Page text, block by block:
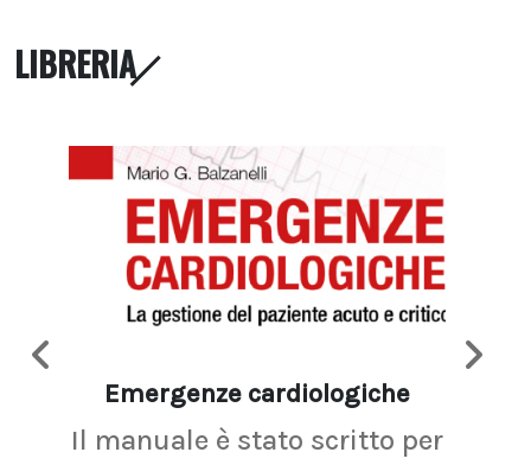
LIBRERIA
Emergenze cardiologiche
Il manuale è stato scritto per